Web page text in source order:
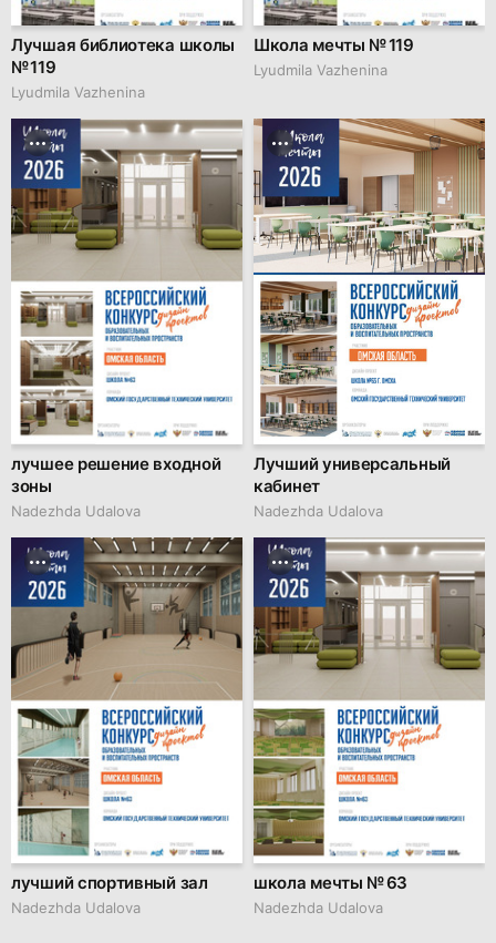
Лучшая библиотека школы
№ 119
Lyudmila Vazhenina
Школа мечты № 119
Lyudmila Vazhenina
лучшее решение входной
зоны
Nadezhda Udalova
Лучший универсальный
кабинет
Nadezhda Udalova
лучший спортивный зал
Nadezhda Udalova
школа мечты № 63
Nadezhda Udalova